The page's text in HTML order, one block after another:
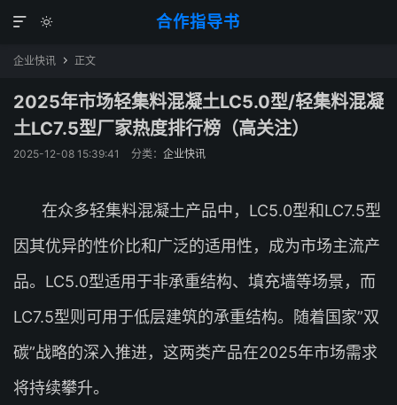
合作指导书


企业快讯  正文
2025年市场轻集料混凝土LC5.0型/轻集料混凝
土LC7.5型厂家热度排行榜（高关注）
2025-12-08 15:39:41 分类： 企业快讯
在众多轻集料混凝土产品中，LC5.0型和LC7.5型
因其优异的性价比和广泛的适用性，成为市场主流产
品。LC5.0型适用于非承重结构、填充墙等场景，而
LC7.5型则可用于低层建筑的承重结构。随着国家”双
碳”战略的深入推进，这两类产品在2025年市场需求
将持续攀升。